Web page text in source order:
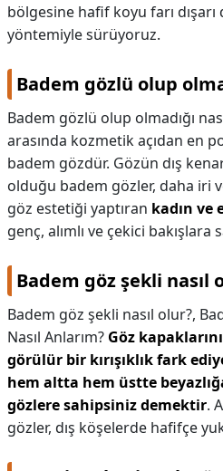
bölgesine hafif koyu farı
yöntemiyle sürüyoruz.
Badem gözlü olup
Badem gözlü olup olmadığı
arasında kozmetik açıdan en
badem gözdür. Gözün dış
olduğu badem gözler, daha iri
göz estetiği yaptıran kadın ve
genç, alımlı ve çekici bakışlara
Badem göz şekli nasıl
Badem göz şekli nasıl olur?,
Nasıl Anlarım? Göz
görülür bir kırışıklık fark
hem altta hem üstte
gözlere sahipsiniz demektir.
gözler, dış köşelerde hafifçe